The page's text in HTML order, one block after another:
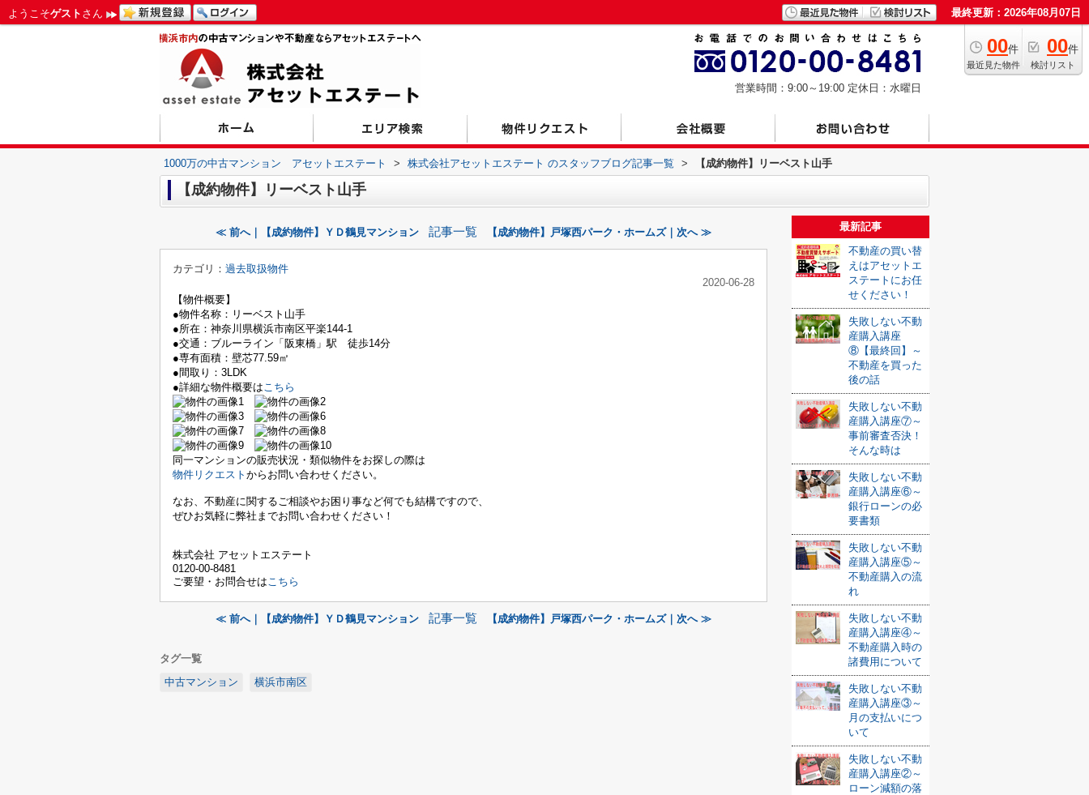
ようこそゲスト さん 最終更新：2026年08月07日
00件
最近見た物件
00件
検討リスト
営業時間：9:00～19:00 定休日：水曜日
1000万の中古マンション アセットエステート > 株式会社アセットエステート のスタッフブログ記事一覧 > 【成約物件】リーベスト山手
【成約物件】リーベスト山手
≪ 前へ｜【成約物件】ＹＤ鶴見マンション 記事一覧 【成約物件】戸塚西パーク・ホームズ｜次へ ≫
カテゴリ： 過去取扱物件
2020-06-28
【物件概要】
●物件名称：リーベスト山手
●所在：神奈川県横浜市南区平楽144-1
●交通：ブルーライン「阪東橋」駅 徒歩14分
●専有面積：壁芯77.59㎡
●間取り：3LDK
●詳細な物件概要はこちら
同一マンションの販売状況・類似物件をお探しの際は
物件リクエスト からお問い合わせください。
なお、不動産に関するご相談やお困り事など何でも結構ですので、
ぜひお気軽に弊社までお問い合わせください！
株式会社 アセットエステート
0120-00-8481
ご要望・お問合せはこちら
≪ 前へ｜【成約物件】ＹＤ鶴見マンション 記事一覧 【成約物件】戸塚西パーク・ホームズ｜次へ ≫
タグ一覧
中古マンション
横浜市南区
最新記事
不動産の買い替
えはアセットエ
ステートにお任
せください！
失敗しない不動
産購入講座
⑧【最終回】～
不動産を買った
後の話
失敗しない不動
産購入講座⑦～
事前審査否決！
そんな時は
失敗しない不動
産購入講座⑥～
銀行ローンの必
要書類
失敗しない不動
産購入講座⑤～
不動産購入の流
れ
失敗しない不動
産購入講座④～
不動産購入時の
諸費用について
失敗しない不動
産購入講座③～
月の支払いにつ
いて
失敗しない不動
産購入講座②～
ローン減額の落